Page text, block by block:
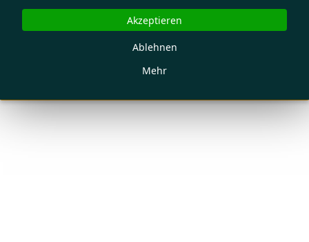
Mehr
Ablehnen
Akzeptieren